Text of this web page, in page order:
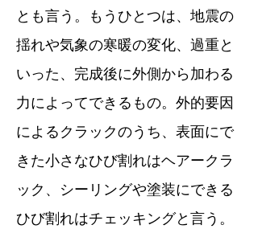
とも言う。もうひとつは、地震の
揺れや気象の寒暖の変化、過重と
いった、完成後に外側から加わる
力によってできるもの。外的要因
によるクラックのうち、表面にで
きた小さなひび割れはヘアークラ
ック、シーリングや塗装にできる
ひび割れはチェッキングと言う。